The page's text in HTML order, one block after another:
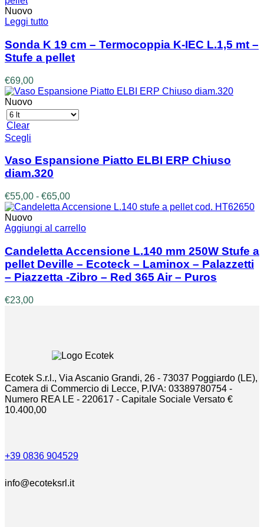
Nuovo
Leggi tutto
Sonda K 19 cm – Termocoppia K-IEC L.1,5 mt –
Stufe a pellet
€69,00
Nuovo
Clear
Scegli
ha
più
varianti.
Le
opzioni
possono
essere
scelte
pagina
del
prodotto
Vaso Espansione Piatto ELBI ERP Chiuso
diam.320
€55,00 - €65,00Fascia
di
da
a
€65,00
Nuovo
Aggiungi al carrello
Candeletta Accensione L.140 mm 250W Stufe a
pellet Deville – Ecoteck – Laminox – Palazzetti
– Piazzetta -Zibro – Red 365 Air – Puros
€23,00
Ecotek S.r.l., Via Ascanio Grandi, 26 - 73037 Poggiardo (LE),
Camera di Commercio di Lecce, P.IVA: 03389780754 -
Numero REA LE - 220617 - Capitale Sociale Versato €
10.400,00
+39 0836 904529
info@ecoteksrl.it